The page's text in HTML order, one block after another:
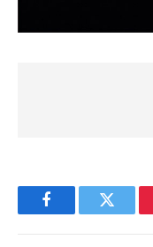
FacebookTwitter